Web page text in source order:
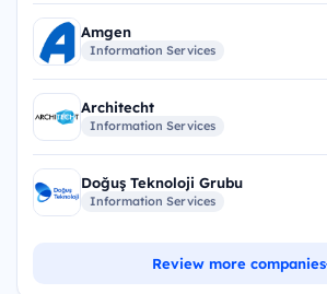
Amgen
Information Services
Architecht
Information Services
Doğuş Teknoloji Grubu
Information Services
Review more companies